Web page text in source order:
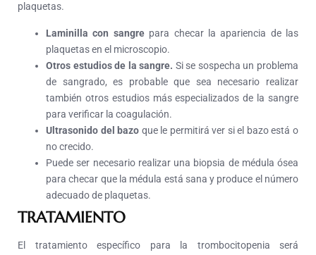
plaquetas.
Laminilla con sangre para checar la apariencia de las
plaquetas en el microscopio.
Otros estudios de la sangre. Si se sospecha un problema
de sangrado, es probable que sea necesario realizar
también otros estudios más especializados de la sangre
para verificar la coagulación.
Ultrasonido del bazo que le permitirá ver si el bazo está o
no crecido.
Puede ser necesario realizar una biopsia de médula ósea
para checar que la médula está sana y produce el número
adecuado de plaquetas.
TRATAMIENTO
El tratamiento específico para la trombocitopenia será